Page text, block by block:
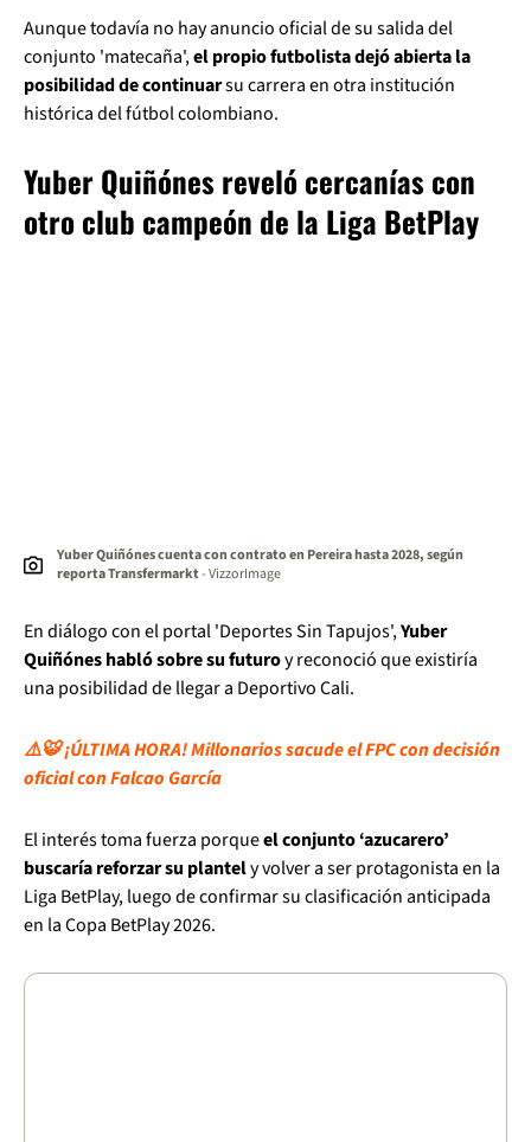
Aunque todavía no hay anuncio oficial de su salida del
conjunto 'matecaña',el propio futbolista dejó abierta la
posibilidad de continuarsu carrera en otra institución
histórica del fútbol colombiano.
Yuber Quiñónes reveló cercanías con
otro club campeón de la Liga BetPlay
Yuber Quiñónes cuenta con contrato en Pereira hasta 2028, según
reporta Transfermarkt- VizzorImage
En diálogo con el portal 'Deportes Sin Tapujos',Yuber
Quiñónes habló sobre su futuroy reconoció que existiría
una posibilidad de llegar a Deportivo Cali.
⚠️🐯 ¡ÚLTIMA HORA! Millonarios sacude el FPC con decisión
oficial con Falcao García
El interés toma fuerza porqueel conjunto ‘azucarero’
buscaría reforzar su plantely volver a ser protagonista en la
Liga BetPlay, luego de confirmar su clasificación anticipada
en la Copa BetPlay 2026.